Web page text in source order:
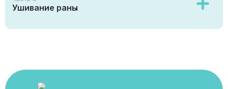
Ушивание раны